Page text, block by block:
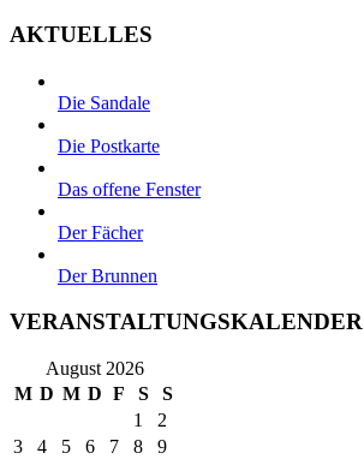
AKTUELLES
Die Sandale
Die Postkarte
Das offene Fenster
Der Fächer
Der Brunnen
VERANSTALTUNGSKALENDER
August 2026
M D M D F S S
1
2
3
4 5 6 7 8
9